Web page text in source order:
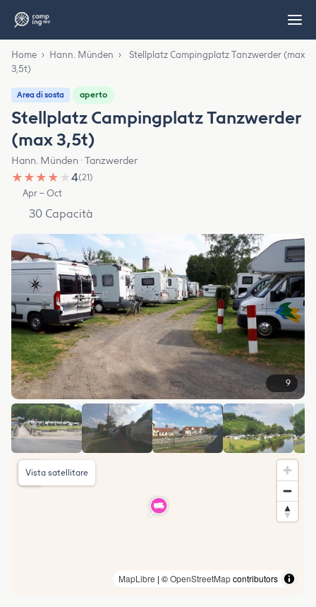
Home › Hann. Münden ›
Stellplatz Campingplatz Tanzwerder (max
3,5t)
Area di sosta aperto
Stellplatz Campingplatz Tanzwerder
(max 3,5t)
Hann. Münden · Tanzwerder
★ ★ ★ ★ ★4(21)
Apr – Oct
30 Capacità
9
MapLibre | ©OpenStreetMapcontributors
Vista satellitare